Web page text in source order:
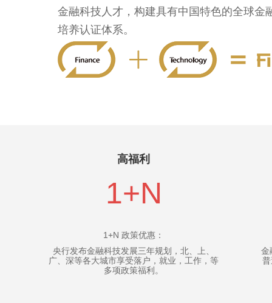
金融科技人才，构建具有中国特色的全球金
培养认证体系。
高福利
1+N
1+N 政策优惠：
央行发布金融科技发展三年规划，北、上、
广、深等各大城市享受落户，就业，工作，等
多项政策福利。
金